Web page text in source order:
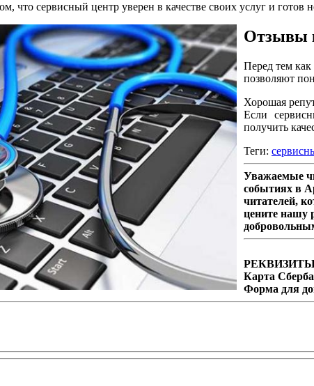
что сервисный центр уверен в качестве своих услуг и готов
Отзывы
Перед тем
позволяют
Хорошая
Если
получить
Теги:
Уважаемые
событиях в
читателей,
цените нашу
Карта
Форма для